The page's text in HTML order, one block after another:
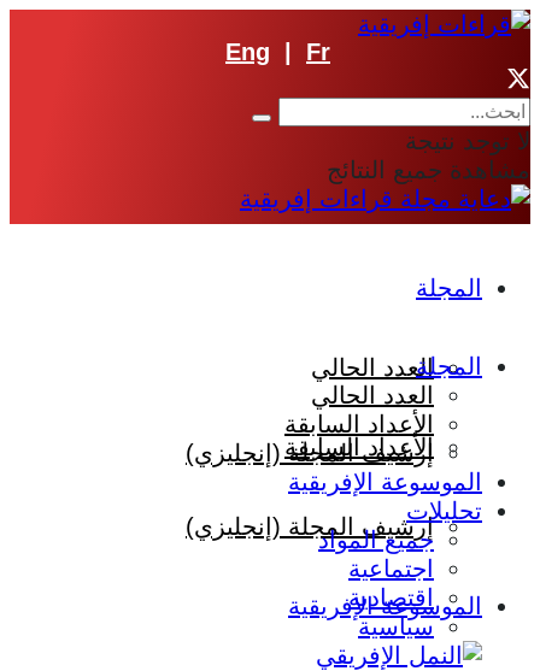
Eng Fr
لا توجد نتيجة
مشاهدة جميع النتائج
المجلة
العدد الحالي
الأعداد السابقة
إرشيف المجلة (إنجليزي)
الموسوعة الإفريقية
المجلة
العدد الحالي
الأعداد السابقة
إرشيف المجلة (إنجليزي)
الموسوعة الإفريقية
تحليلات
جميع المواد
اجتماعية
اقتصادية
سياسية